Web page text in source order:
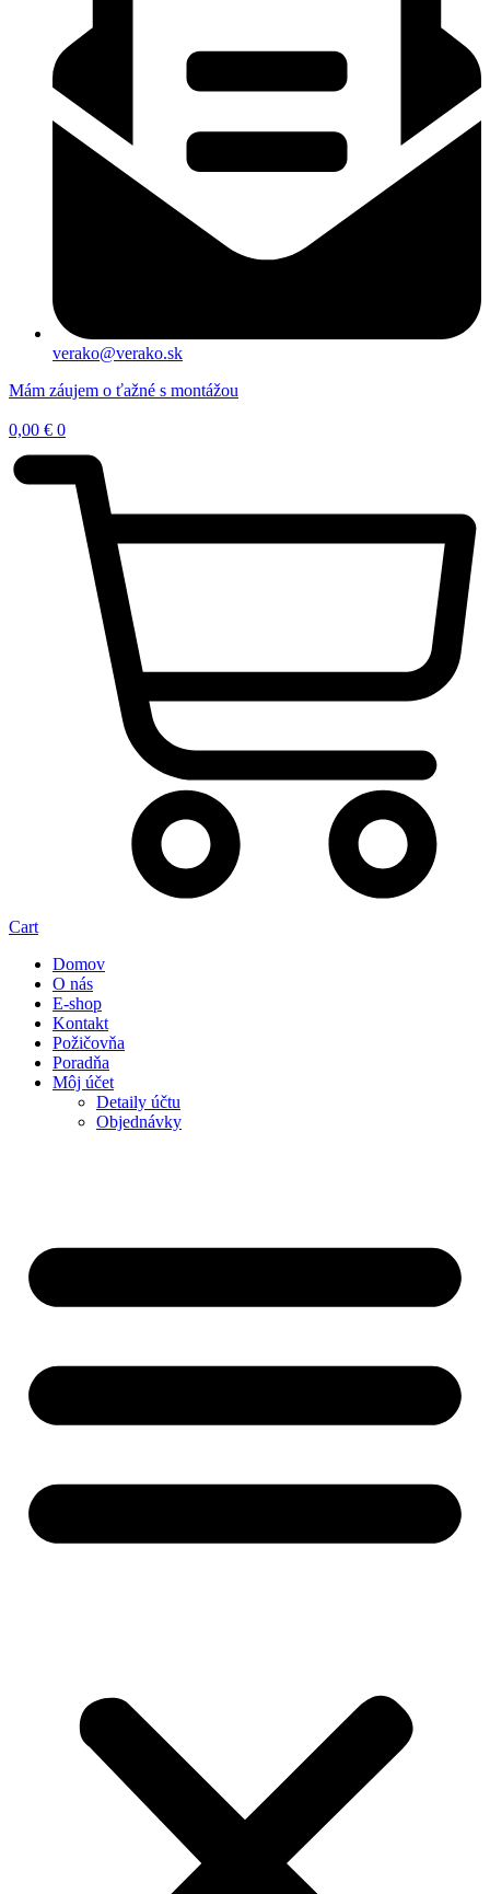
verako@verako.sk
Mám záujem o ťažné s montážou
0,00 € 0
Cart
Domov
O nás
E-shop
Kontakt
Požičovňa
Poradňa
Môj účet
Detaily účtu
Objednávky